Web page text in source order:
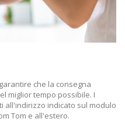
che la consegna
miglior tempo possibile. I
all'indirizzo indicato sul modulo
Tom e all'estero.